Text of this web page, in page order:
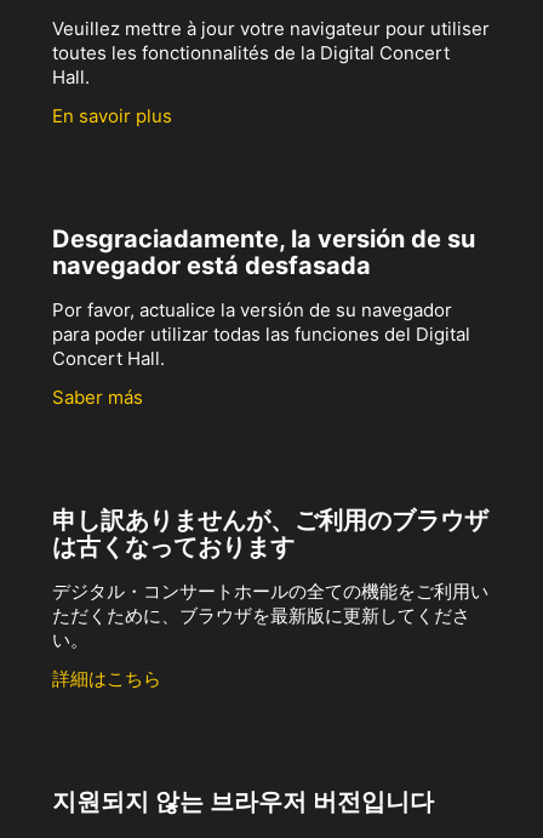
Veuillez mettre à jour votre navigateur pour utiliser
toutes les fonctionnalités de la Digital Concert
Hall.
En savoir plus
Desgraciadamente, la versión de su
navegador está desfasada
Por favor, actualice la versión de su navegador
para poder utilizar todas las funciones del Digital
Concert Hall.
Saber más
申し訳ありませんが、ご利用のブラウザ
は古くなっております
デジタル・コンサートホールの全ての機能をご利用い
ただくために、ブラウザを最新版に更新してくださ
い。
詳細はこちら
지원되지 않는 브라우저 버전입니다